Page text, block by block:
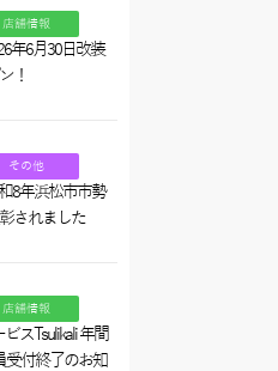
店舗情報
年6月30日改装
！
その他
8年浜松市市勢
されました
店舗情報
スTsulikali 年間
受付終了のお知